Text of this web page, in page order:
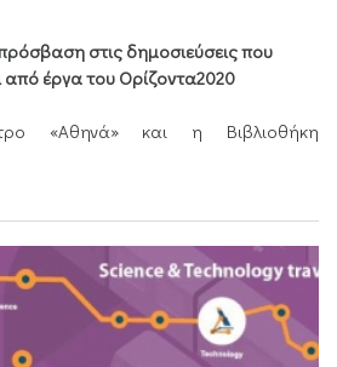
στις δημοσιεύσεις που
από έργα του Ορίζοντα2020
«Αθηνά» και η Βιβλιοθήκη